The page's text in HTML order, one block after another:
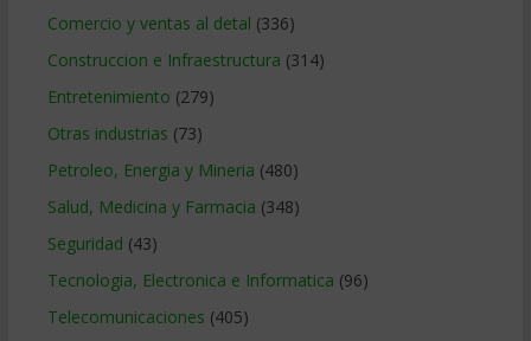
Comercio y ventas al detal (336)
Construccion e Infraestructura (314)
Entretenimiento (279)
Otras industrias (73)
Petroleo, Energia y Mineria (480)
Salud, Medicina y Farmacia (348)
Seguridad (43)
Tecnologia, Electronica e Informatica (96)
Telecomunicaciones (405)